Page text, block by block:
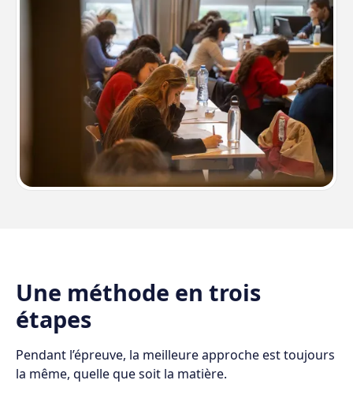
Une méthode en trois
étapes
Pendant l’épreuve, la meilleure approche est toujours
la même, quelle que soit la matière.